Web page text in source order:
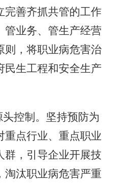
完善齐抓共管的工作
管业务、管生产经营
则，将职业病危害治
民生工程和安全生产
控制。坚持预防为
重点行业、重点职业
群，引导企业开展技
淘汰职业病危害严重